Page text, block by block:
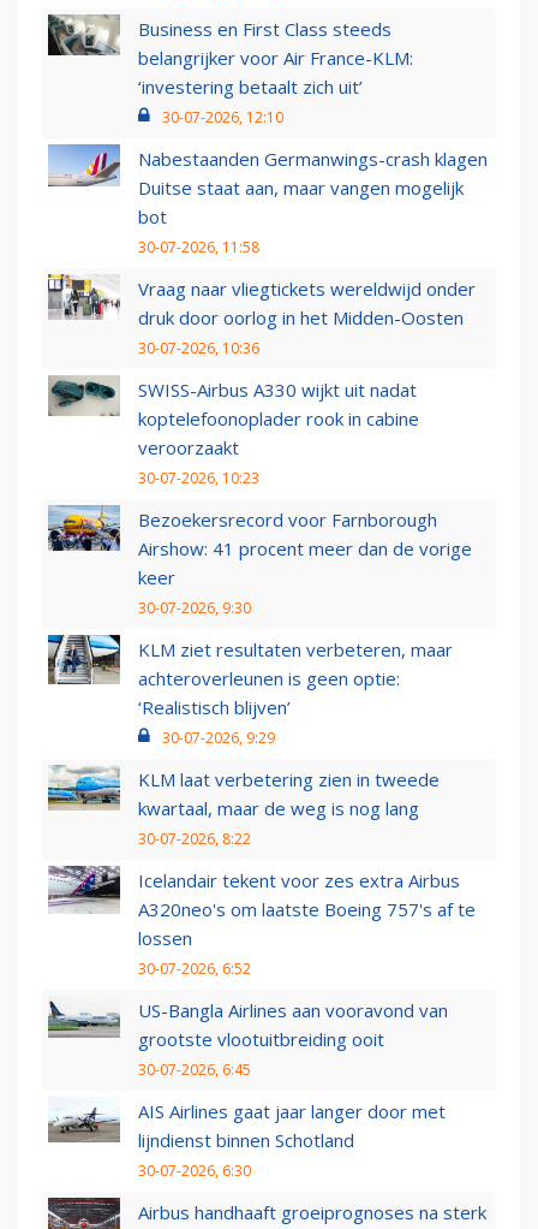
Business en First Class steeds
belangrijker voor Air France-KLM:
‘investering betaalt zich uit’
30-07-2026, 12:10
Nabestaanden Germanwings-crash klagen
Duitse staat aan, maar vangen mogelijk
bot
30-07-2026, 11:58
Vraag naar vliegtickets wereldwijd onder
druk door oorlog in het Midden-Oosten
30-07-2026, 10:36
SWISS-Airbus A330 wijkt uit nadat
koptelefoonoplader rook in cabine
veroorzaakt
30-07-2026, 10:23
Bezoekersrecord voor Farnborough
Airshow: 41 procent meer dan de vorige
keer
30-07-2026, 9:30
KLM ziet resultaten verbeteren, maar
achteroverleunen is geen optie:
‘Realistisch blijven’
30-07-2026, 9:29
KLM laat verbetering zien in tweede
kwartaal, maar de weg is nog lang
30-07-2026, 8:22
Icelandair tekent voor zes extra Airbus
A320neo's om laatste Boeing 757's af te
lossen
30-07-2026, 6:52
US-Bangla Airlines aan vooravond van
grootste vlootuitbreiding ooit
30-07-2026, 6:45
AIS Airlines gaat jaar langer door met
lijndienst binnen Schotland
30-07-2026, 6:30
Airbus handhaaft groeiprognoses na sterk